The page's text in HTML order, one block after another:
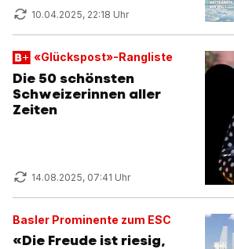
10.04.2025, 22:18 Uhr
«Glückspost»-Rangliste
Die 50 schönsten
Schweizerinnen aller
Zeiten
14.08.2025, 07:41 Uhr
Basler Prominente zum ESC
«Die Freude ist riesig,